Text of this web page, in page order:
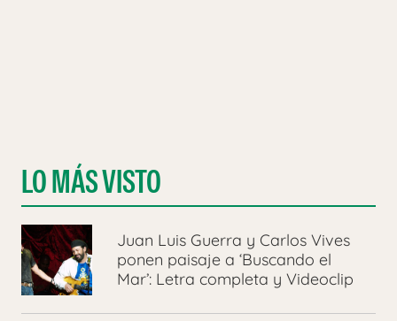
LO MÁS VISTO
Juan Luis Guerra y Carlos Vives
ponen paisaje a ‘Buscando el
Mar’: Letra completa y Videoclip